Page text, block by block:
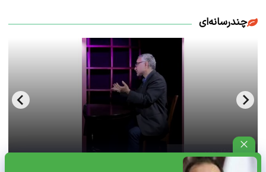
چندرسانه‌ای
فحش بالای ۱۸سال سعید لیلاز از فرط عصبانیت+ویدئو